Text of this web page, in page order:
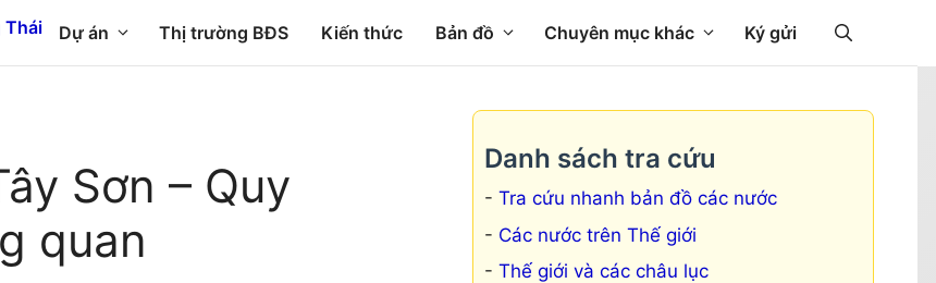
Dự án Thị trường BĐS Kiến thức Bản đồ Chuyên mục khác Ký gửi
Sơn – Quy
quan
Danh sách tra cứu
Tra cứu nhanh bản đồ các nước
Các nước trên Thế giới
Thế giới và các châu lục